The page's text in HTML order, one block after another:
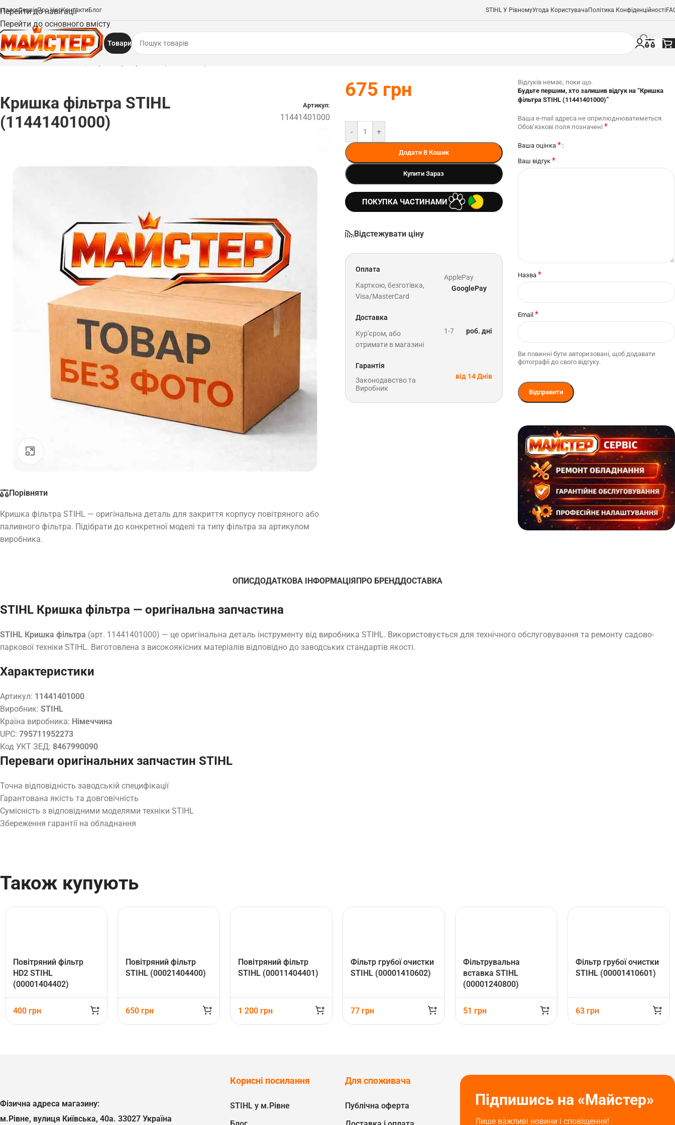
Перейти до навігації
Перейти до основного вмісту
СервісПро НасКонтакти Блог STIHL У РівномуУгода Користувача Політика Конфіденційності
Товари
Запчастини
Кришка фільтра STIHL
(11441401000)
Артикул:
11441401000
Порівняти
Кришка фільтра STIHL — оригінальна деталь для закриття корпусу повітряного або
паливного фільтра. Підібрати до конкретної моделі та типу фільтра за артикулом
виробника.
675 грн
- +
Додати В Кошик
Купити Зараз
ПОКУПКА ЧАСТИНАМИ
Відстежувати ціну
Оплата
Карткою, безготівка,
Visa/MasterCard
ApplePay
GooglePay
Доставка
Кур'єром, або
отримати в магазині
1-7 роб. дні
Гарантія
Законодавство та
Виробник
від 14 Днів
Відгуків немає, поки що.
Будьте першим, хто залишив відгук на “Кришка
фільтра STIHL (11441401000)”
Ваша e-mail адреса не оприлюднюватиметься.
Обов’язкові поля позначені *
Ваша оцінка *
Ваш відгук *
Назва *
Email *
Ви повинні бути авторизовані, щоб додавати
фотографії до свого відгуку.
ОПИСДОДАТКОВА ІНФОРМАЦІЯПРО БРЕНДДОСТАВКА
STIHL Кришка фільтра — оригінальна запчастина
STIHL Кришка фільтра (арт. 11441401000) — це оригінальна деталь інструменту від виробника STIHL. Використовується для технічного обслуговування та ремонту садово-
паркової техніки STIHL. Виготовлена з високоякісних матеріалів відповідно до заводських стандартів якості.
Характеристики
Артикул: 11441401000
Виробник: STIHL
Країна виробника: Німеччина
UPC: 795711952273
Код УКТ ЗЕД: 8467990090
Переваги оригінальних запчастин STIHL
Точна відповідність заводській специфікації
Гарантована якість та довговічність
Сумісність з відповідними моделями техніки STIHL
Збереження гарантії на обладнання
Також купують
Повітряний фільтр
HD2 STIHL
(00001404402)
400 грн
Повітряний фільтр
STIHL (00021404400)
650 грн
Повітряний фільтр
STIHL (00011404401)
1 200 грн
Фільтр грубої очистки
STIHL (00001410602)
77 грн
Фільтрувальна
вставка STIHL
(00001240800)
51 грн
Фільтр грубої очистки
STIHL (00001410601)
63 грн
Фізична адреса магазину:
м.Рівне, вулиця Київська, 40а. 33027 Україна
Корисні посилання
STIHL у м.Рівне
Для споживача
Публічна оферта
Підпишись на «Майстер»
Лише важливі новини і сповіщення!